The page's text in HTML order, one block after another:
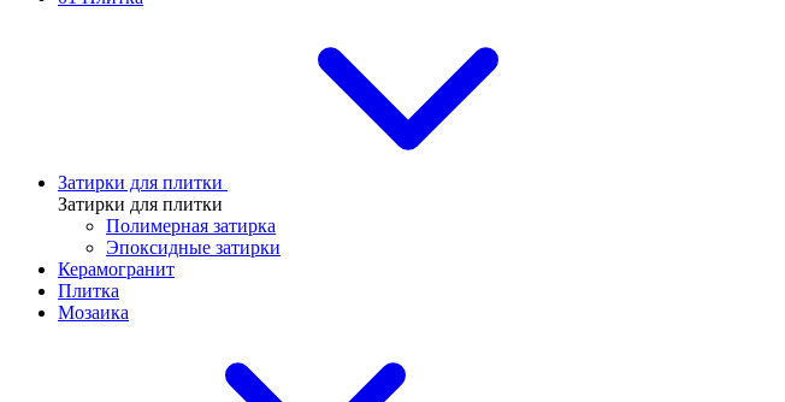
Затирки для плитки
Затирки для плитки
Полимерная затирка
Эпоксидные затирки
Керамогранит
Плитка
Мозаика